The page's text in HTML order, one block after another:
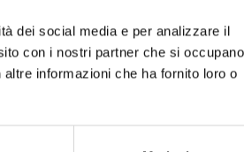
dei social media e per analizzare il
con i nostri partner che si occupano
informazioni che ha fornito loro o